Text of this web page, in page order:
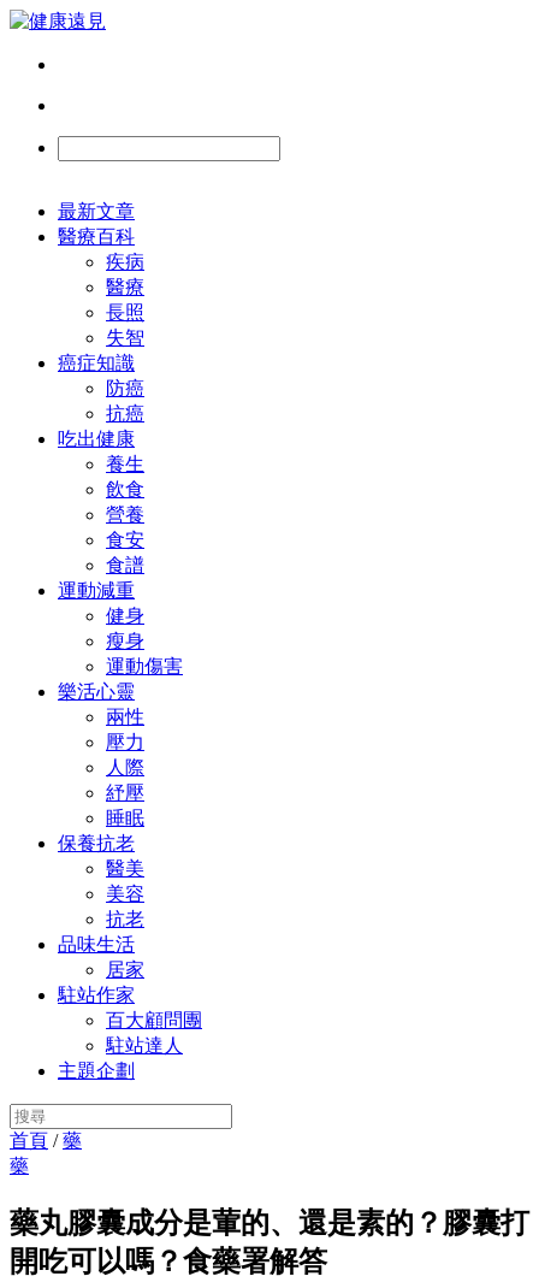
最新文章
醫療百科
疾病
醫療
長照
失智
癌症知識
防癌
抗癌
吃出健康
養生
飲食
營養
食安
食譜
運動減重
健身
瘦身
運動傷害
樂活心靈
兩性
壓力
人際
紓壓
睡眠
保養抗老
醫美
美容
抗老
品味生活
居家
駐站作家
百大顧問團
駐站達人
主題企劃
首頁 /藥
藥
藥丸膠囊成分是葷的、還是素的？膠囊打
開吃可以嗎？食藥署解答